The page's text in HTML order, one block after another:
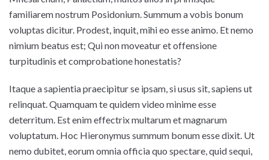
familiarem nostrum Posidonium. Summum a vobis bonum
voluptas dicitur. Prodest, inquit, mihi eo esse animo. Et nemo
nimium beatus est; Qui non moveatur et offensione
turpitudinis et comprobatione honestatis?
Itaque a sapientia praecipitur se ipsam, si usus sit, sapiens ut
relinquat. Quamquam te quidem video minime esse
deterritum. Est enim effectrix multarum et magnarum
voluptatum. Hoc Hieronymus summum bonum esse dixit. Ut
nemo dubitet, eorum omnia officia quo spectare, quid sequi,